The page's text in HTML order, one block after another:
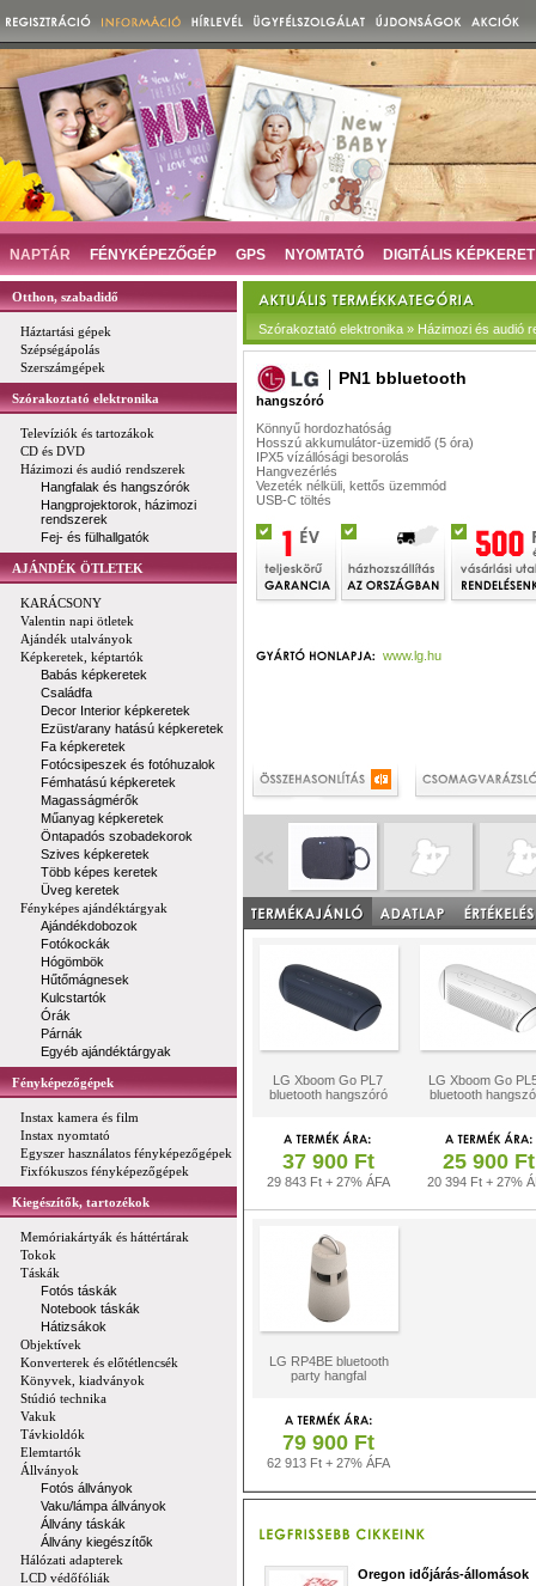
NAPTÁR FÉNYKÉPEZŐGÉP GPS NYOMTATÓ DIGITÁLIS KÉPKERET
Otthon, szabadidő
Háztartási gépek
Szépségápolás
Szerszámgépek
Szórakoztató elektronika
Televíziók és tartozákok
CD és DVD
Házimozi és audió rendszerek
Hangfalak és hangszórók
Hangprojektorok, házimozi
rendszerek
Fej- és fülhallgatók
AJÁNDÉK ÖTLETEK
KARÁCSONY
Valentin napi ötletek
Ajándék utalványok
Képkeretek, képtartók
Babás képkeretek
Családfa
Decor Interior képkeretek
Ezüst/arany hatású képkeretek
Fa képkeretek
Fotócsipeszek és fotóhuzalok
Fémhatású képkeretek
Magasságmérők
Műanyag képkeretek
Öntapadós szobadekorok
Szives képkeretek
Több képes keretek
Üveg keretek
Fényképes ajándéktárgyak
Ajándékdobozok
Fotókockák
Hógömbök
Hűtőmágnesek
Kulcstartók
Órák
Párnák
Egyéb ajándéktárgyak
Fényképezőgépek
Instax kamera és film
Instax nyomtató
Egyszer használatos fényképezőgépek
Fixfókuszos fényképezőgépek
Kiegészítők, tartozékok
Memóriakártyák és háttértárak
Tokok
Táskák
Fotós táskák
Notebook táskák
Hátizsákok
Objektívek
Konverterek és előtétlencsék
Könyvek, kiadványok
Stúdió technika
Vakuk
Távkioldók
Elemtartók
Állványok
Fotós állványok
Vaku/lámpa állványok
Állvány táskák
Állvány kiegészítők
Hálózati adapterek
LCD védőfóliák
Szórakoztató elektronika » Házimozi és audió
PN1 bbluetooth
hangszóró
Könnyű hordozhatóság
Hosszú akkumulátor-üzemidő (5 óra)
IPX5 vízállósági besorolás
Hangvezérlés
Vezeték nélküli, kettős üzemmód
USB-C töltés
www.lg.hu
LG Xboom Go PL7
bluetooth hangszóró
LG Xboom Go
bluetooth
37 900 Ft
29 843 Ft + 27% ÁFA
25 900 Ft
20 394 Ft + 27%
LG RP4BE bluetooth
party hangfal
79 900 Ft
62 913 Ft + 27% ÁFA
Oregon időjárás-állomások